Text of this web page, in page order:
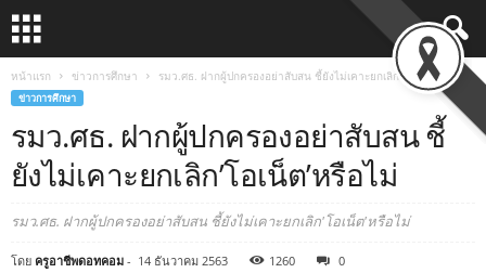
หน้าแรก ข่าวการศึกษา รมว.ศธ. ฝากผู้ปกครองอย่าสับสน ชี้ยังไม่เคาะยกเลิก’โอเน็ต’หรือไม่
ข่าวการศึกษา
รมว.ศธ. ฝากผู้ปกครองอย่าสับสน ชี้
ยังไม่เคาะยกเลิก’โอเน็ต’หรือไม่
รมว.ศธ. ฝากผู้ปกครองอย่าสับสน ชี้ยังไม่เคาะยกเลิก'โอเน็ต'หรือไม่
โดย ครูอาชีพดอทคอม - 14 ธันวาคม 2563 1260 0